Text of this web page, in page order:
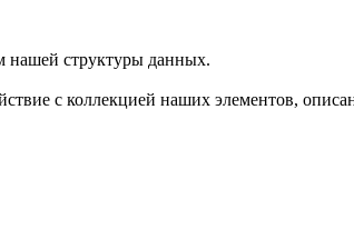
нашей структуры данных.
с коллекцией наших элементов,